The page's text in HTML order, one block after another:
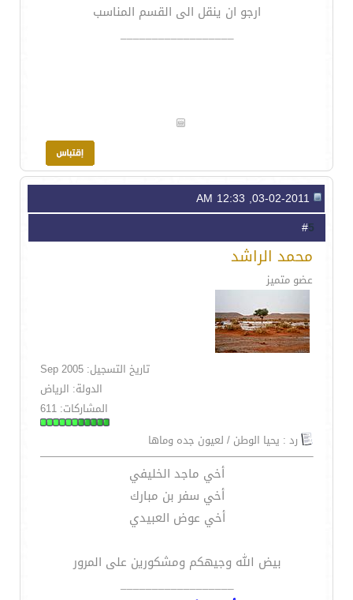
ارجو ان ينقل الى القسم المناسب
__________________
5
محمد الراشد
عضو متميز
تاريخ التسجيل: Sep 2005
الدولة: الرياض
المشاركات: 611
رد : يحيا الوطن / لعيون جده وماها
أخي ماجد الخليفي
أخي سفر بن مبارك
أخي عوض العبيدي
بيض الله وجيهكم ومشكورين على المرور
__________________